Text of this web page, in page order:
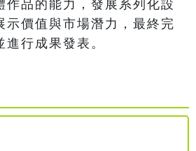
作品的能力，發展系列化設
示價值與市場潛力，最終完
行成果發表。